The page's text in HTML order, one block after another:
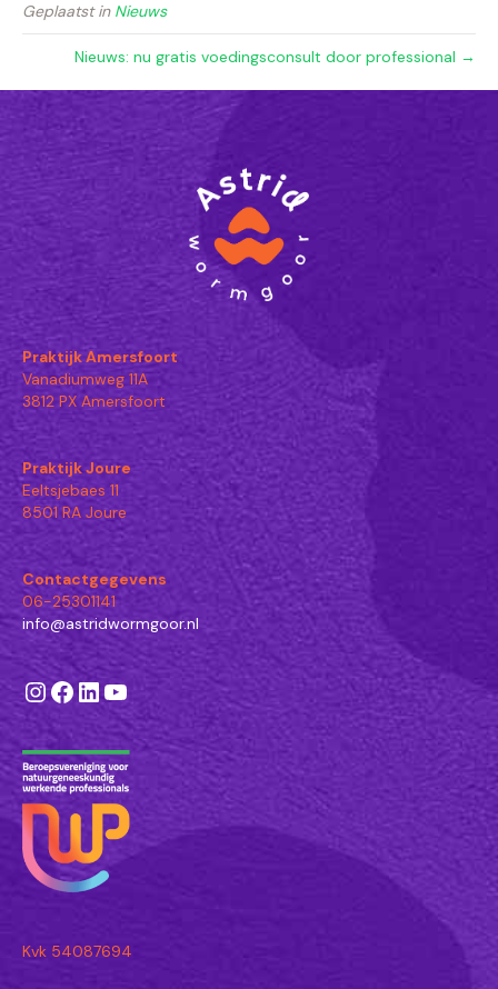
Geplaatst in Nieuws
Nieuws: nu gratis voedingsconsult door professional →
Praktijk Amersfoort
Vanadiumweg 11A
3812 PX Amersfoort
Praktijk Joure
Eeltsjebaes 11
8501 RA Joure
Contactgegevens
06-25301141
info@astridwormgoor.nl
Instagram
Facebook
LinkedIn
YouTube
Kvk 54087694